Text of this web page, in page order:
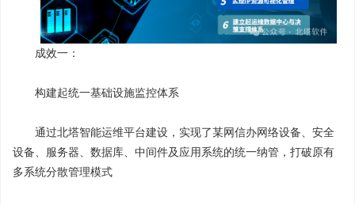
成效一：
构建起统一基础设施监控体系
通过北塔智能运维平台建设，实现了某网信办网络设备、安全
设备、服务器、数据库、中间件及应用系统的统一纳管，打破原有
多系统分散管理模式